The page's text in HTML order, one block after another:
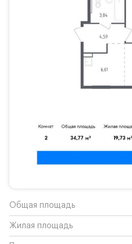
Общая площадь
Жилая площадь